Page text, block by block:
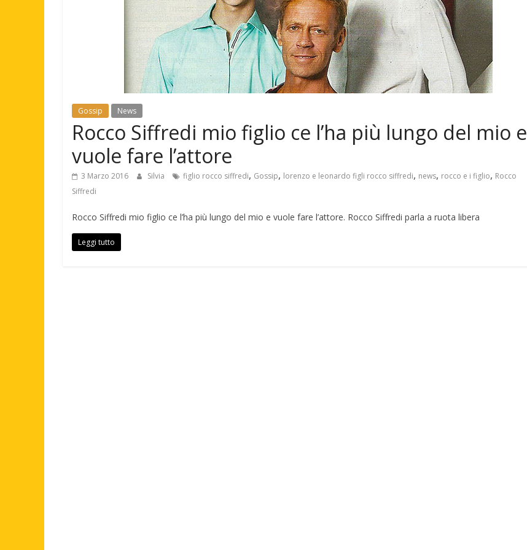
Gossip News
Rocco Siffredi mio figlio ce l’ha più lungo del mio e
vuole fare l’attore
3 Marzo 2016 Silvia figlio rocco siffredi, Gossip, lorenzo e leonardo figli rocco siffredi, news, rocco e i figlio, Rocco
Siffredi
Rocco Siffredi mio figlio ce l’ha più lungo del mio e vuole fare l’attore. Rocco Siffredi parla a ruota libera
Leggi tutto